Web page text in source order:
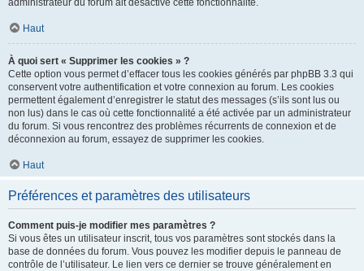
administrateur du forum ait désactivé cette fonctionnalité.
Haut
À quoi sert « Supprimer les cookies » ?
Cette option vous permet d’effacer tous les cookies générés par phpBB 3.3 qui
conservent votre authentification et votre connexion au forum. Les cookies
permettent également d’enregistrer le statut des messages (s’ils sont lus ou
non lus) dans le cas où cette fonctionnalité a été activée par un administrateur
du forum. Si vous rencontrez des problèmes récurrents de connexion et de
déconnexion au forum, essayez de supprimer les cookies.
Haut
Préférences et paramètres des utilisateurs
Comment puis-je modifier mes paramètres ?
Si vous êtes un utilisateur inscrit, tous vos paramètres sont stockés dans la
base de données du forum. Vous pouvez les modifier depuis le panneau de
contrôle de l’utilisateur. Le lien vers ce dernier se trouve généralement en